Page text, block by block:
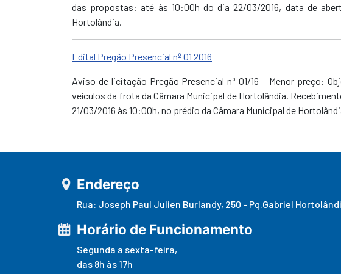
das propostas: até às 10:00h do dia 22/03/2016, data de
Hortolândia.
Edital Pregão Presencial nº 01 2016
Aviso de licitação Pregão Presencial nº 01/16 – Menor preço:
veículos da frota da Câmara Municipal de Hortolândia.
21/03/2016 às 10:00h, no prédio da Câmara Municipal de
Endereço
Rua: Joseph Paul Julien Burlandy, 250 - Pq.Gabriel
Horário de Funcionamento
Segunda a sexta-feira,
das 8h às 17h